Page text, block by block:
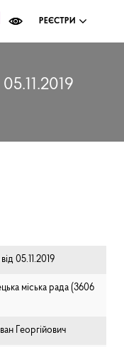
РЕЄСТРИ
05.11.2019
міська рада (⁨3606
Георгійович